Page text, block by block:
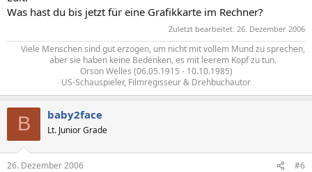
Was hast du bis jetzt für eine Grafikkarte im Rechner?
Zuletzt bearbeitet: 26. Dezember 2006
Viele Menschen sind gut erzogen, um nicht mit vollem Mund zu sprechen,
aber sie haben keine Bedenken, es mit leerem Kopf zu tun.​
Orson Welles (06.05.1915 - 10.10.1985)
US-Schauspieler, Filmregisseur & Drehbuchautor​
B baby2face
Lt. Junior Grade
26. Dezember 2006 #6